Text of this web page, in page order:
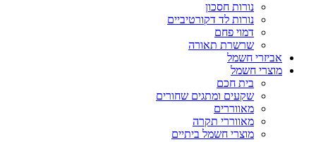
נורות חסכון
נורות לד דקורטיביים
דמוי פחם
שרשרת תאורה
חשמל
חשמל
בית חכם
שקעים ומתגים שחורים
מאווררים
מאווררי תקרה
מוצרי חשמל ביתיים